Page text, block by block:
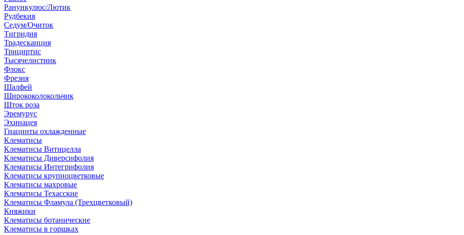
Ранункулюс/Лютик
Рудбекия
Седум/Очиток
Тигридия
Традесканция
Трициртис
Тысячелистник
Флокс
Фрезия
Шалфей
Ширококолокольчик
Шток роза
Эремурус
Эхинацея
Гиацинты охлажденные
Клематисы
Клематисы Витицелла
Клематисы Диверсифолия
Клематисы Интегрифолия
Клематисы крупноцветковые
Клематисы махровые
Клематисы Техасские
Клематисы Фламула (Трехцветковый)
Княжики
Клематисы ботанические
Клематисы в горшках